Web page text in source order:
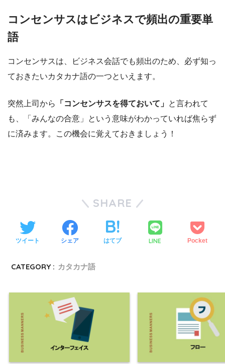
コンセンサスはビジネスで頻出の重要単
語
コンセンサスは、ビジネス会話でも頻出のため、必ず知っ
ておきたいカタカナ語の一つといえます。
突然上司から 「コンセンサスを得ておいて」 と言われて
も、「みんなの合意」という意味がわかっていれば焦らず
に済みます。この機会に覚えておきましょう！
SHARE
ツイート シェア はてブ LINE Pocket
CATEGORY : カタカナ語